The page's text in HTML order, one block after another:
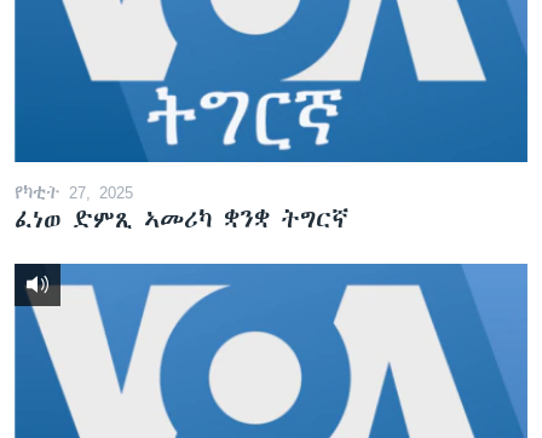
ቂሔ ጽልሚ
ቋንቋታት
የካቲት 27, 2025
ፈነወ ድምጺ ኣመሪካ ቋንቋ ትግርኛ